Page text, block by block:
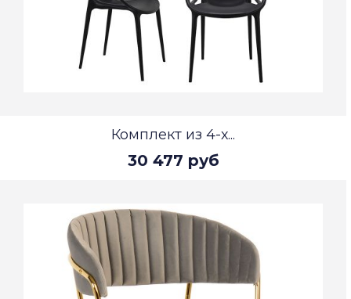
Комплект из 4-х...
30 477 руб